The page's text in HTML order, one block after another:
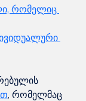
რომელიც
, რომელმაც